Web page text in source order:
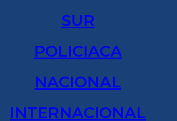
SUR
POLICIACA
NACIONAL
INTERNACIONAL